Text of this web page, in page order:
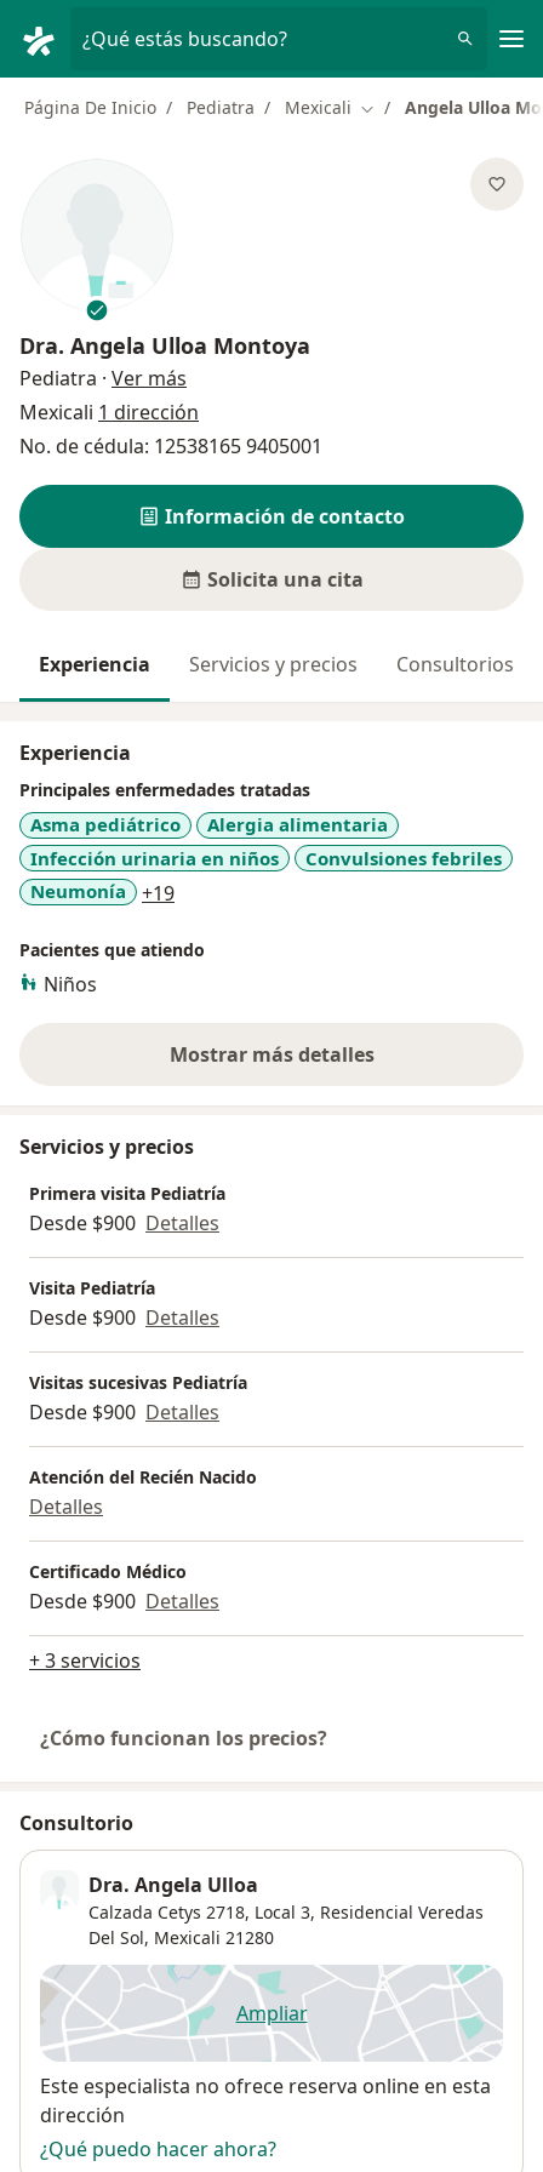
¿Qué estás buscando?
Página De Inicio Pediatra Mexicali Cambiar de ciudad
Angela Ulloa
Dra. Angela Ulloa Montoya
Pediatra · Ver más
Mexicali 1 dirección
No. de cédula: 12538165 9405001
Información de contacto
Solicita una cita
Experiencia Servicios y precios Consultorios
Experiencia
Principales enfermedades tratadas
Asma pediátrico
Alergia alimentaria
Infección urinaria en niños
Convulsiones febriles
Neumonía
+19a11y_sr_more_diseases
Pacientes que atiendo
Niños
Mostrar más detalles
sobre la experiencia
Servicios y precios
Primera visita Pediatría
Desde $900 Detalles
Visita Pediatría
Desde $900 Detalles
Visitas sucesivas Pediatría
Desde $900 Detalles
Atención del Recién Nacido
Detalles
Certificado Médico
Desde $900 Detalles
+ 3 servicios
¿Cómo funcionan los precios?
Consultorio
Dra. Angela Ulloa
Calzada Cetys 2718, Local 3, Residencial Veredas
Del Sol, Mexicali 21280
Ampliarse abre en una nueva
Disponibilidad
Este especialista no ofrece reserva online en esta
dirección
¿Qué puedo hacer ahora?